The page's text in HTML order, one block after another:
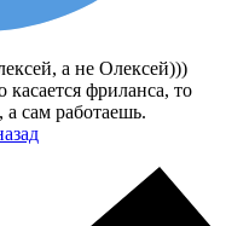
а не Олексей)))
фриланса, то
а сам работаешь.